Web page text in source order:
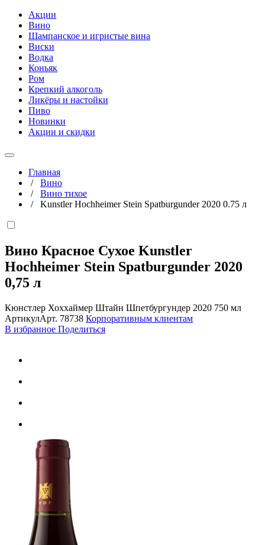
Акции
Вино
Шампанское и игристые вина
Виски
Водка
Коньяк
Ром
Крепкий алкоголь
Ликёры и настойки
Пиво
Новинки
Акции и скидки
Главная
/ Вино
/ Вино тихое
/ Kunstler Hochheimer Stein Spatburgunder 2020 0.75 л
Вино Красное Сухое Kunstler
Hochheimer Stein Spatburgunder 2020
0,75 л
Кюнстлер Хоххаймер Штайн Шпетбургундер 2020 750 мл
АртикулАрт. 78738 Корпоративным клиентам
В избранное Поделиться